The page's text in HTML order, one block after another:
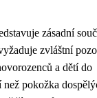
zásadní
zvláštní
a dětí do
pokožka